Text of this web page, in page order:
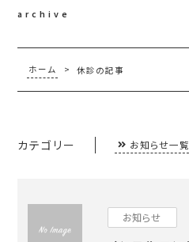
archive
ホーム > 休診の記事
カテゴリー お知らせ一覧
お知らせ